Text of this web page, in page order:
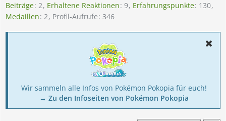
Beiträge 2 Erhaltene Reaktionen 9 Erfahrungspunkte 130
Medaillen 2 Profil-Aufrufe 346
Wir sammeln alle Infos von Pokémon Pokopia für euch!
→ Zu den Infoseiten von Pokémon Pokopia